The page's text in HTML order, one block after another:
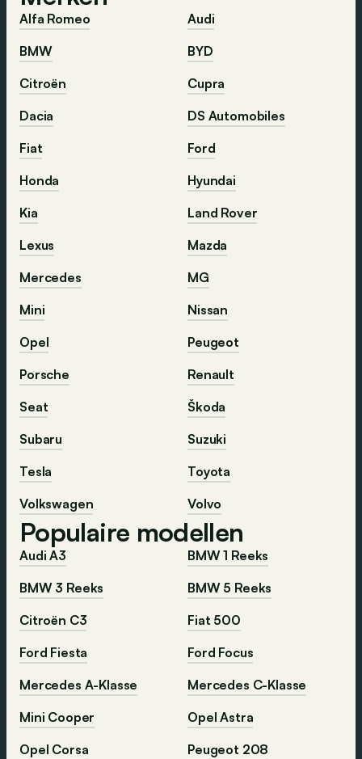
Alfa Romeo
Audi
BMW
BYD
Citroën
Cupra
Dacia
DS Automobiles
Fiat
Ford
Honda
Hyundai
Kia
Land Rover
Lexus
Mazda
Mercedes
MG
Mini
Nissan
Opel
Peugeot
Porsche
Renault
Seat
Škoda
Subaru
Suzuki
Tesla
Toyota
Volkswagen
Volvo
Populaire modellen
Audi A3
BMW 1 Reeks
BMW 3 Reeks
BMW 5 Reeks
Citroën C3
Fiat 500
Ford Fiesta
Ford Focus
Mercedes A-Klasse
Mercedes C-Klasse
Mini Cooper
Opel Astra
Opel Corsa
Peugeot 208